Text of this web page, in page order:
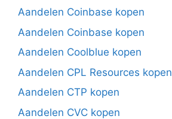
Aandelen Coinbase kopen
Aandelen Coinbase kopen
Aandelen Coolblue kopen
Aandelen CPL Resources kopen
Aandelen CTP kopen
Aandelen CVC kopen